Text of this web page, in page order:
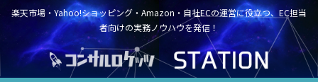
楽天市場・Yahoo!ショッピング・Amazon・自社ECの運営に役立つ、EC担当
者向けの実務ノウハウを発信！